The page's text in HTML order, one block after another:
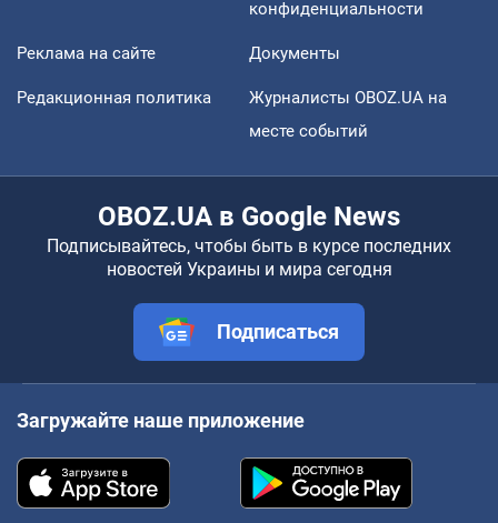
конфиденциальности
Реклама на сайте Документы
Редакционная политика
Журналисты OBOZ.UA на
месте событий
OBOZ.UA в Google News
Подписывайтесь, чтобы быть в курсе последних
новостей Украины и мира сегодня
Подписаться
Загружайте наше приложение